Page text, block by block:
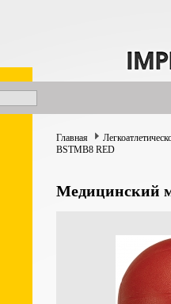
Главная
BSTMB8 RED
Медицинский